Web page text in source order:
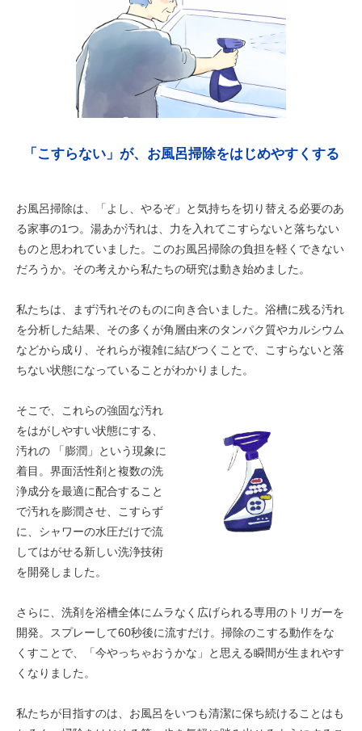
「こすらない」が、お風呂掃除をはじめやすくする
お風呂掃除は、「よし、やるぞ」と気持ちを切り替える必要のあ
る家事の1つ。湯あか汚れは、力を入れてこすらないと落ちない
ものと思われていました。このお風呂掃除の負担を軽くできない
だろうか。その考えから私たちの研究は動き始めました。
私たちは、まず汚れそのものに向き合いました。浴槽に残る汚れ
を分析した結果、その多くが角層由来のタンパク質やカルシウム
などから成り、それらが複雑に結びつくことで、こすらないと落
ちない状態になっていることがわかりました。
そこで、これらの強固な汚れ
をはがしやすい状態にする、
汚れの 「膨潤」という現象に
着目。界面活性剤と複数の洗
浄成分を最適に配合すること
で汚れを膨潤させ、こすらず
に、シャワーの水圧だけで流
してはがせる新しい洗浄技術
を開発しました。
さらに、洗剤を浴槽全体にムラなく広げられる専用のトリガーを
開発。スプレーして60秒後に流すだけ。掃除のこする動作をな
くすことで、「今やっちゃおうかな」と思える瞬間が生まれやす
くなりました。
私たちが目指すのは、お風呂をいつも清潔に保ち続けることはも